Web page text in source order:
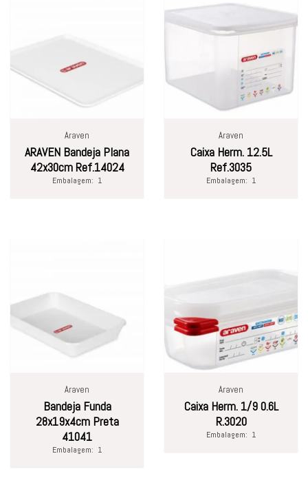
Araven
ARAVEN Bandeja Plana
42x30cm Ref.14024
Embalagem: 1
Araven
Caixa Herm. 12.5L
Ref.3035
Embalagem: 1
Araven
Bandeja Funda
28x19x4cm Preta
41041
Embalagem: 1
Araven
Caixa Herm. 1/9 0.6L
R.3020
Embalagem: 1